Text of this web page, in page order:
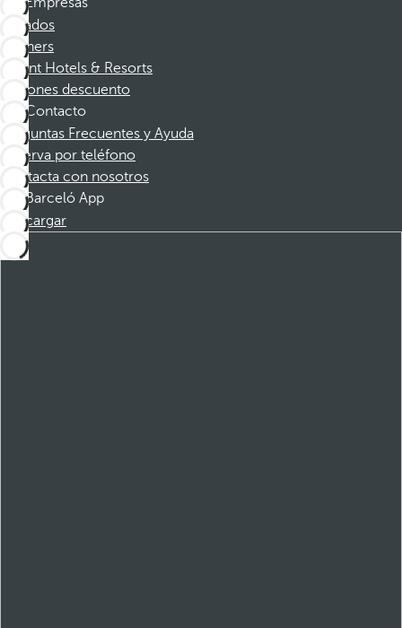
Afiliados
Partners
Dorint Hotels & Resorts
Cupones descuento
Contacto
Preguntas Frecuentes y Ayuda
Reserva por teléfono
Contacta con nosotros
Barceló App
Descargar